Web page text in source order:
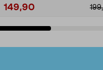
149,90